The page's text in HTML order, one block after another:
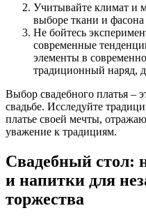
Учитывайте климат и
выборе ткани и фасона
Не бойтесь
современные
элементы в
традиционный наряд,
Выбор свадебного платья –
свадьбе. Исследуйте
платье своей мечты,
уважение к традициям.
Свадебный стол:
и напитки для
торжества